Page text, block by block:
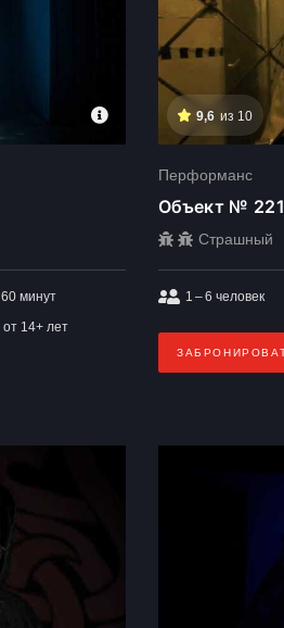
60 минут
от 14+ лет
9,6 из 10
Перформанс
Объект №
Страшный
1 – 6 человек